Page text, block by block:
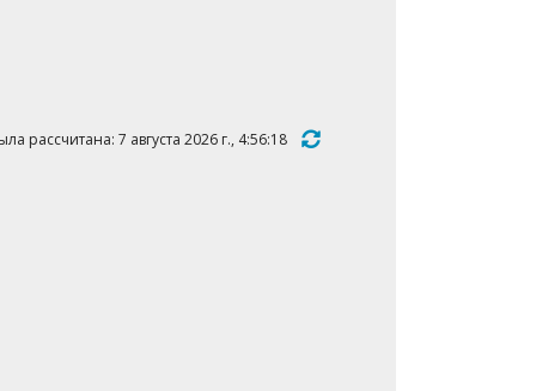
рассчитана: 7 августа 2026 г., 4:56:18